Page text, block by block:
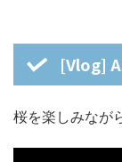
[Vlog]
桜を楽しみなが